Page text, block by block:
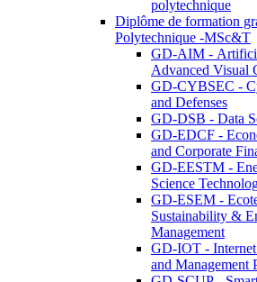
polytechnique
Diplôme de formation
Polytechnique -MSc&T
GD-AIM -
Advanced Visual
GD-CYBSEC -
and Defenses
GD-DSB - Data
GD-EDCF -
and Corporate
GD-EESTM -
Science
GD-ESEM -
Sustainability &
Management
GD-IOT -
and Management